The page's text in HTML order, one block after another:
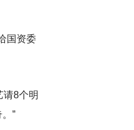
国资委
请8个明
”